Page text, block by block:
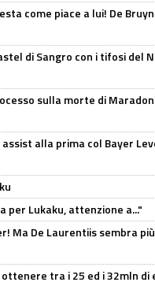
come piace a lui! De
di Sangro con i tifosi del
sulla morte di
alla prima col Bayer
per Lukaku, attenzione a..."
Ma De Laurentiis sembra
tra i 25 ed i 32mln di